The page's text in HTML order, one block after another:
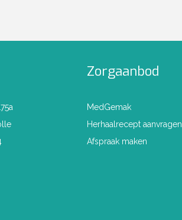
Zorgaanbod
MedGemak
Herhaalrecept aanvragen
Afspraak maken